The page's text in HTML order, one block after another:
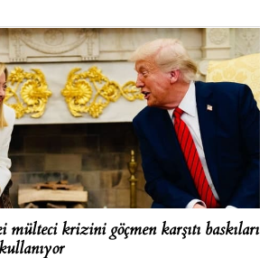
mülteci krizini göçmen karşıtı baskıları